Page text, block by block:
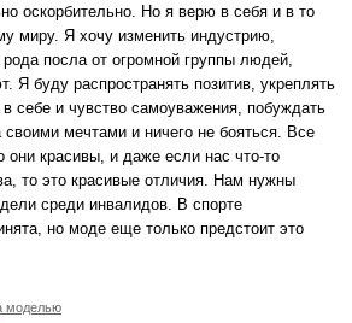
оскорбительно. Но я верю в себя и в то
миру. Я хочу изменить индустрию,
посла от огромной группы людей,
Я буду распространять позитив, укреплять
себе и чувство самоуважения, побуждать
мечтами и ничего не бояться. Все
красивы, и даже если нас что-то
то это красивые отличия. Нам нужны
среди инвалидов. В спорте
но моде еще только предстоит это
моделью